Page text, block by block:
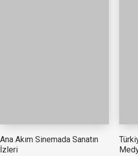
Ana Akım Sinemada Sanatın
İzleri